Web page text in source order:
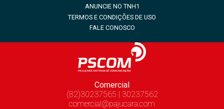
ANUNCIE NO TNH1
TERMOS E CONDIÇÕES DE USO
FALE CONOSCO
Comercial
(82)30237565 | 30237562
comercial@pajucara.com